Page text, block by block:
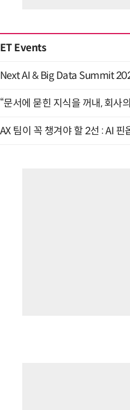
ET Events
Next AI & Big Data Summit
“문서에 묻힌 지식을 꺼내, 회
AX 팀이 꼭 챙겨야 할 2선 : AI